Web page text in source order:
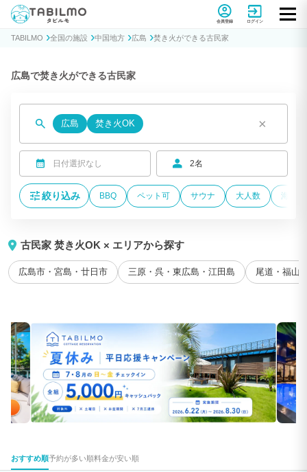
貸別荘コテージ・一棟貸し宿泊予約サイトTABILMO(タビルモ)
会員登録 ログイン
TABILMO 全国の施設 中国地方 広島 焚き火ができる古民家
広島で焚き火ができる古民家
広島 焚き火OK ×
日付選択なし 2名
絞り込み BBQ ペット可 サウナ 大人数 海が
古民家 焚き火OK × エリアから探す
広島市・宮島・廿日市 三原・呉・東広島・江田島 尾道・福山
おすすめ順予約が多い順料金が安い順